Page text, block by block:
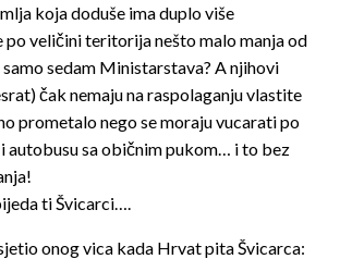
koja doduše ima duplo više
po veličini teritorija nešto malo manja od
samo sedam Ministarstava? A njihovi
čak nemaju na raspolaganju vlastite
prometalo nego se moraju vucarati po
autobusu sa običnim pukom… i to bez
ti Švicarci….
onog vica kada Hrvat pita Švicarca: